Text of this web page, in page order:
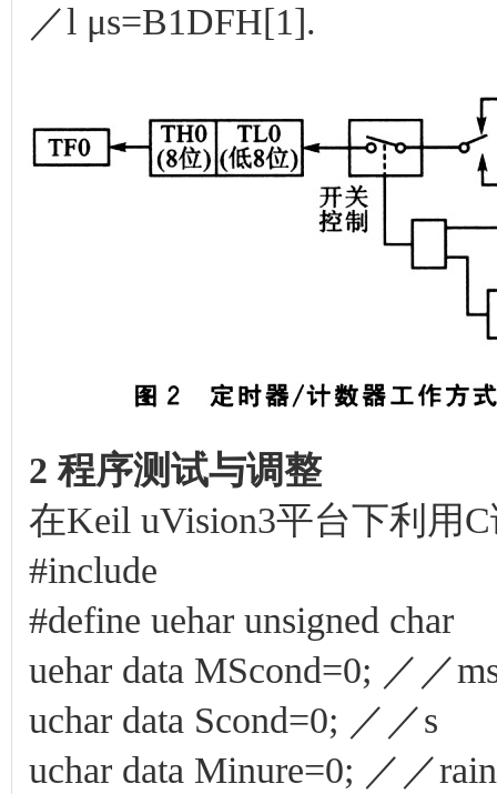
／l μs=B1DFH[1].
2 程序测试与调整
在Keil uVision3平台下利用
#include
#define uehar unsigned char
uehar data MScond=0; ／／
uchar data Scond=0; ／／s
uchar data Minure=0; ／／rain